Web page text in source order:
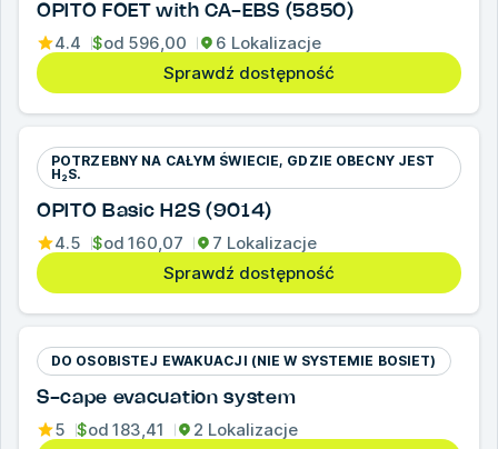
OPITO FOET with CA-EBS (5850)
4.4 $od 596,00
6 Lokalizacje
Sprawdź dostępność
POTRZEBNY NA CAŁYM ŚWIECIE, GDZIE OBECNY JEST
H₂S.
OPITO Basic H2S (9014)
4.5 $od 160,07
7 Lokalizacje
Sprawdź dostępność
DO OSOBISTEJ EWAKUACJI (NIE W SYSTEMIE BOSIET)
S-cape evacuation system
5 $od 183,41
2 Lokalizacje